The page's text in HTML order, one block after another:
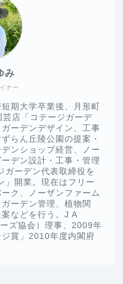
ナー
み
期大学卒業後、月形町
店「コテージガーデ
ーデンデザイン、工事
らん丘陵公園の提案・
ンショップ経営、ノー
デン設計・工事・管理
ガーデン代表取締役を
」開業。現在はフリー
ク、ノーザンファーム
ーデン管理、植物関
などを行う。J A
ズ協会）理事、2009年
賞」2010年度内閣府